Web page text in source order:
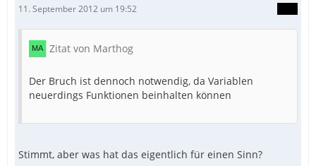
11. September 2012 um 19:52
Zitat von Marthog
Der Bruch ist dennoch notwendig, da Variablen
neuerdings Funktionen beinhalten können
Stimmt, aber was hat das eigentlich für einen Sinn?